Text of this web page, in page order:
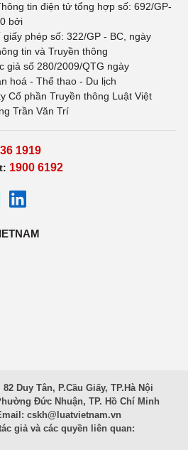
tin điện tử tổng hợp số: 692/GP-
bởi
phép số: 322/GP - BC, ngày
tin và Truyền thông
giả số 280/2009/QTG ngày
hoá - Thể thao - Du lịch
Cổ phần Truyền thông Luật Việt
Trần Văn Trí
1919
1900 6192
Duy Tân, P.Cầu Giấy, TP.Hà Nội
Đức Nhuận, TP. Hồ Chí Minh
cskh@luatvietnam.vn
giả và các quyền liên quan: